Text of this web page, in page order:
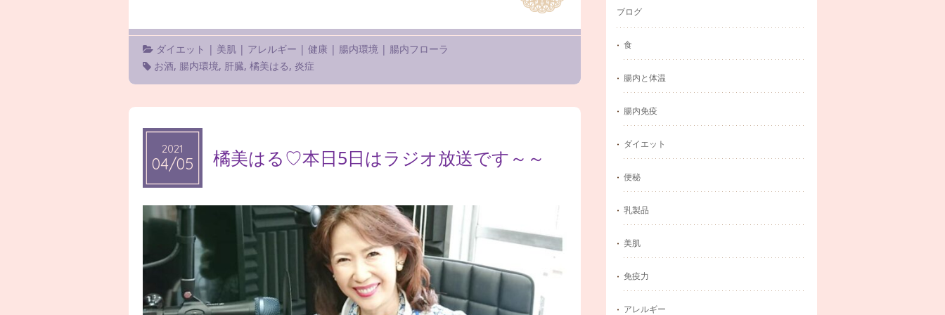
ダイエット | 美肌 | アレルギー |健康 | 腸内環境 | 腸内フローラ
お酒, 腸内環境, 肝臓,橘美はる, 炎症
2021
04/05
2021
04/05 橘美はる♡本日5日はラジオ放送です～～
ブログ
食
腸内と体温
腸内免疫
ダイエット
便秘
乳製品
美肌
免疫力
アレルギー